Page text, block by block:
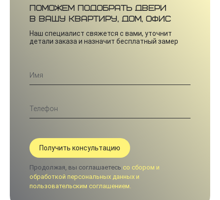
Поможем подобрать двери
в вашу квартиру, дом, офис
Наш специалист свяжется с вами, уточнит
детали заказа и назначит бесплатный замер
Продолжая, вы соглашаетесь со сбором и
обработкой персональных данных и
пользовательским соглашением.